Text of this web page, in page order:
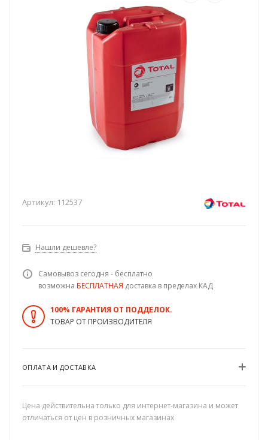
Артикул: 112537
Нашли дешевле?
Самовывоз сегодня - бесплатно
возможна БЕСПЛАТНАЯ доставка в пределах КАД
100% ГАРАНТИЯ ОТ ПОДДЕЛОК.
ТОВАР ОТ ПРОИЗВОДИТЕЛЯ
ОПЛАТА И ДОСТАВКА
Цена действительна только для интернет-магазина и может
отличаться от цен в розничных магазинах